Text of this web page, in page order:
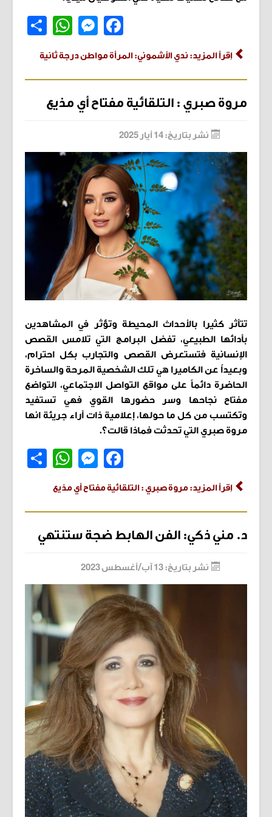
Facebook
Messenger
WhatsApp
اِقرأ المزيد: ندي الأشموني: المرأة مواطن درجة ثانية
مروة صبري : التلقائية مفتاح أي مذيع
نشر بتاريخ: 14 أيار 2025
تتأثر كثيرا بالأحداث المحيطة وتؤثر في المشاهدين
بأدائها الطبيعي، تفضل البرامج التي تلامس القصص
الإنسانية فتستعرض القصص والتجارب بكل احترام،
وبعيداً عن الكاميرا هي تلك الشخصية المرحة والساخرة
الحاضرة دائماً على مواقع التواصل الاجتماعي، التواضع
مفتاح نجاحها وسر حضورها القوي فهي تستفيد
وتكتسب من كل ما حولها، إعلامية ذات أراء جريئة انها
مروة صبري التي تحدثت فماذا قالت؟.
Facebook
Messenger
WhatsApp
اِقرأ المزيد: مروة صبري : التلقائية مفتاح أي مذيع
د. مني ذكي: الفن الهابط ضجة ستنتهي
نشر بتاريخ: 13 آب/أغسطس 2023